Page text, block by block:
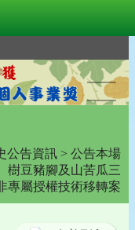
公告資訊 > 公告本場
樹豆豬腳及山苦瓜三
專屬授權技術移轉案